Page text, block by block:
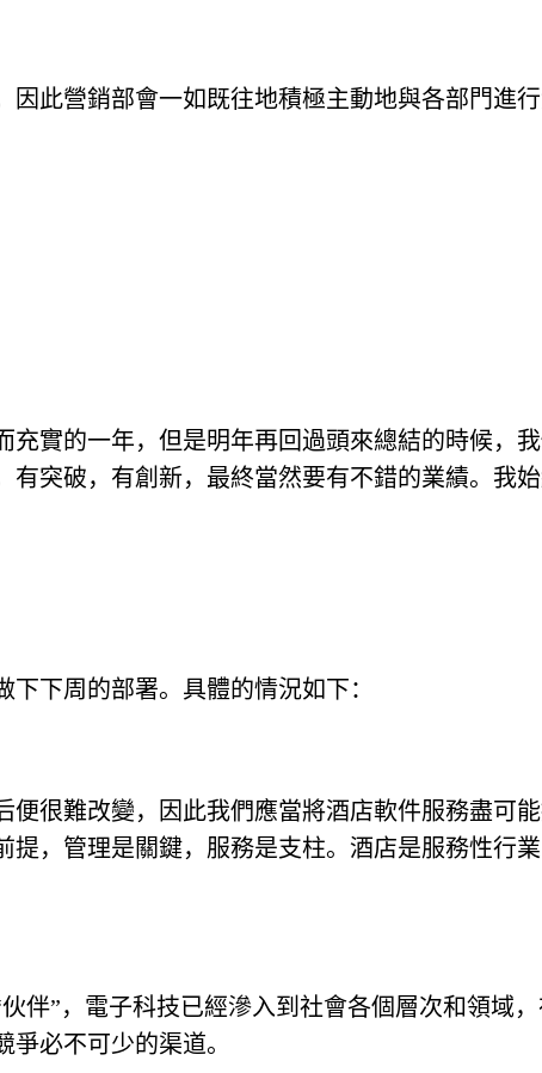
此營銷部會一如既往地積極主動地與各部門進
實的一年，但是明年再回過頭來總結的時候，
突破，有創新，最終當然要有不錯的業績。我
下周的部署。具體的情況如下：
很難改變，因此我們應當將酒店軟件服務盡可
，管理是關鍵，服務是支柱。酒店是服務性行
伴”，電子科技已經滲入到社會各個層次和領域
必不可少的渠道。